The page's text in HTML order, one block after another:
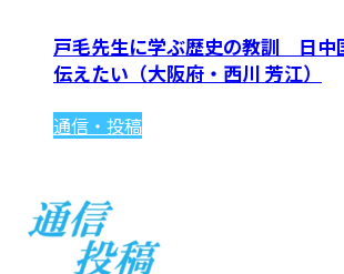
戸毛先生に学ぶ歴史の教訓 日中
伝えたい（大阪府・西川 芳江）
通信・投稿